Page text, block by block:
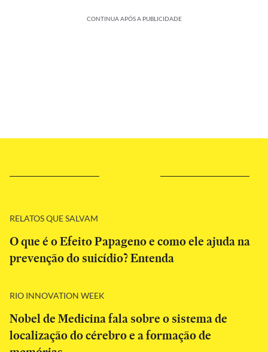
CONTINUA APÓS A PUBLICIDADE
RELATOS QUE SALVAM
O que é o Efeito Papageno e como ele ajuda na
prevenção do suicídio? Entenda
RIO INNOVATION WEEK
Nobel de Medicina fala sobre o sistema de
localização do cérebro e a formação de